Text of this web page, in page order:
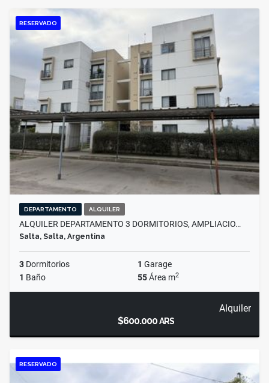
RESERVADO
DEPARTAMENTO ALQUILER
ALQUILER DEPARTAMENTO 3 DORMITORIOS, AMPLIACIO…
Salta, Salta, Argentina
3 Dormitorios 1 Garage
1 Baño 55Área m2
Alquiler
$600.000ARS
RESERVADO